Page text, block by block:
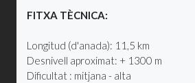
FITXA TÈCNICA:
Longitud (d'anada): 11,5 km
Desnivell aproximat: + 1300 m
Dificultat : mitjana - alta